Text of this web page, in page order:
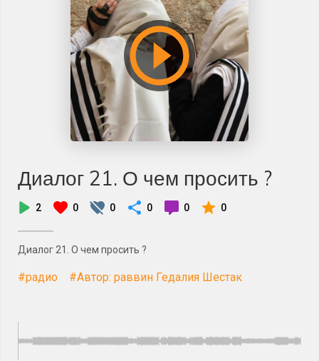
Диалог 21. О чем просить ?
2 0 0 0 0 0
Диалог 21. О чем просить ?
#радио #Автор: раввин Гедалия Шестак